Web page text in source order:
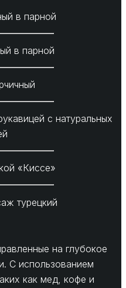
в парной
в парной
с натуральных
«Киссе»
турецкий
на глубокое
С использованием
как мед, кофе и